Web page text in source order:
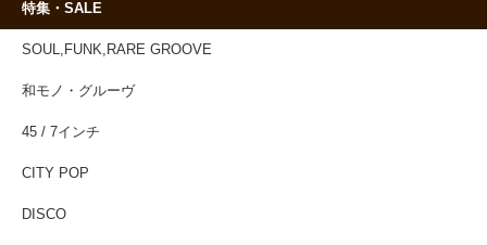
特集・SALE
SOUL,FUNK,RARE GROOVE
和モノ・グルーヴ
45 / 7インチ
CITY POP
DISCO